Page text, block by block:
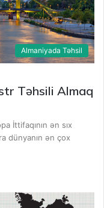
Almaniyada Təhsil
Təhsili Almaq
İttifaqının ən sıx
dünyanın ən çox